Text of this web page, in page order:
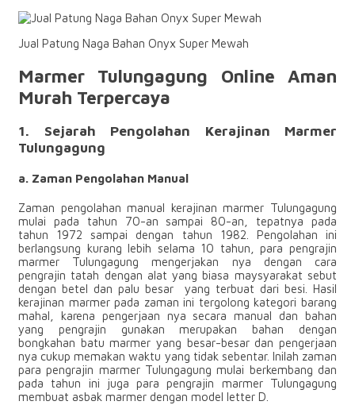
Jual Patung Naga Bahan Onyx Super Mewah
Marmer Tulungagung Online Aman
Murah Terpercaya
1. Sejarah Pengolahan Kerajinan Marmer
Tulungagung
a. Zaman Pengolahan Manual
Zaman pengolahan manual kerajinan marmer Tulungagung
mulai pada tahun 70-an sampai 80-an, tepatnya pada
tahun 1972 sampai dengan tahun 1982. Pengolahan ini
berlangsung kurang lebih selama 10 tahun, para pengrajin
marmer Tulungagung mengerjakan nya dengan cara
pengrajin tatah dengan alat yang biasa maysyarakat sebut
dengan betel dan palu besar yang terbuat dari besi. Hasil
kerajinan marmer pada zaman ini tergolong kategori barang
mahal, karena pengerjaan nya secara manual dan bahan
yang pengrajin gunakan merupakan bahan dengan
bongkahan batu marmer yang besar-besar dan pengerjaan
nya cukup memakan waktu yang tidak sebentar. Inilah zaman
para pengrajin marmer Tulungagung mulai berkembang dan
pada tahun ini juga para pengrajin marmer Tulungagung
membuat asbak marmer dengan model letter D.